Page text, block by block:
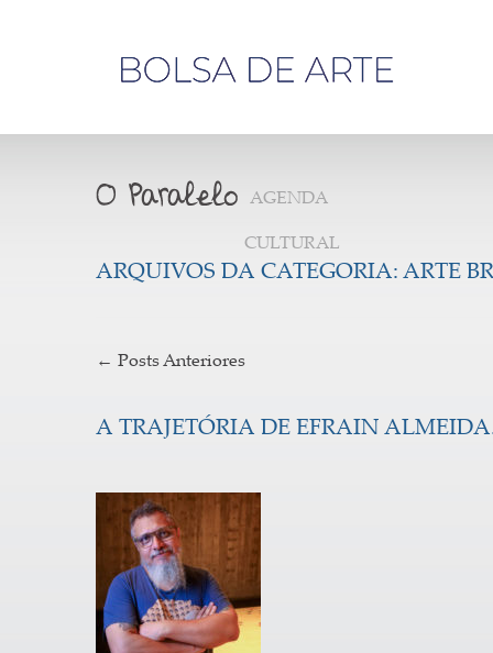
AGENDA
CULTURAL
ARQUIVOS DA CATEGORIA: ARTE
← Posts Anteriores
A TRAJETÓRIA DE EFRAIN